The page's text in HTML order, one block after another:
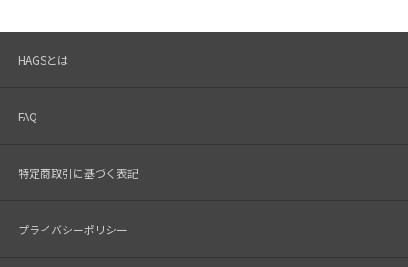
HAGSとは
FAQ
特定商取引に基づく表記
プライバシーポリシー